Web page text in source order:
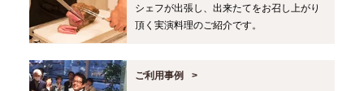
シェフが出張し、出来たてをお召し上がり
頂く実演料理のご紹介です。
ご利用事例